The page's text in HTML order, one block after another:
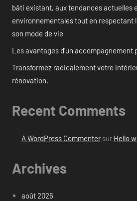
bâti existant, aux tendances actuelles
environnementales tout en respectant
son mode de vie
Les avantages d’un accompagnement
Transformez radicalement votre
rénovation.
Recent Comments
A WordPress Commentersur Hello
Archives
août 2026